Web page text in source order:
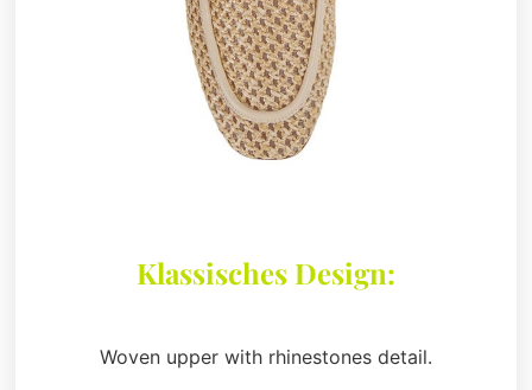
Klassisches Design:
Woven upper with rhinestones detail.